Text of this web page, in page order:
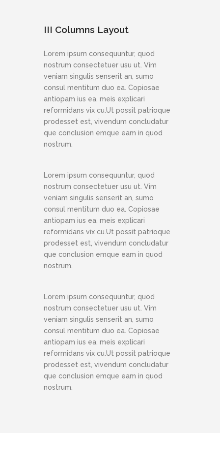
III Columns Layout
Lorem ipsum consequuntur, quod
nostrum consectetuer usu ut. Vim
veniam singulis senserit an, sumo
consul mentitum duo ea. Copiosae
antiopam ius ea, meis explicari
reformidans vix cu.Ut possit patrioque
prodesset est, vivendum concludatur
que conclusion emque eam in quod
nostrum.
Lorem ipsum consequuntur, quod
nostrum consectetuer usu ut. Vim
veniam singulis senserit an, sumo
consul mentitum duo ea. Copiosae
antiopam ius ea, meis explicari
reformidans vix cu.Ut possit patrioque
prodesset est, vivendum concludatur
que conclusion emque eam in quod
nostrum.
Lorem ipsum consequuntur, quod
nostrum consectetuer usu ut. Vim
veniam singulis senserit an, sumo
consul mentitum duo ea. Copiosae
antiopam ius ea, meis explicari
reformidans vix cu.Ut possit patrioque
prodesset est, vivendum concludatur
que conclusion emque eam in quod
nostrum.